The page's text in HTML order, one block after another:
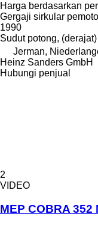
Harga berdasarkan
Gergaji sirkular
1990
Sudut potong, (derajat)
Jerman,
Heinz Sanders GmbH
Hubungi penjual
2
VIDEO
MEP COBRA 352